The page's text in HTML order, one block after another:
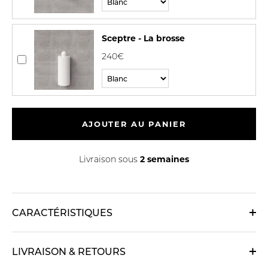
Sceptre - La brosse
240€
AJOUTER AU PANIER
Livraison sous 2 semaines
CARACTÉRISTIQUES
LIVRAISON & RETOURS